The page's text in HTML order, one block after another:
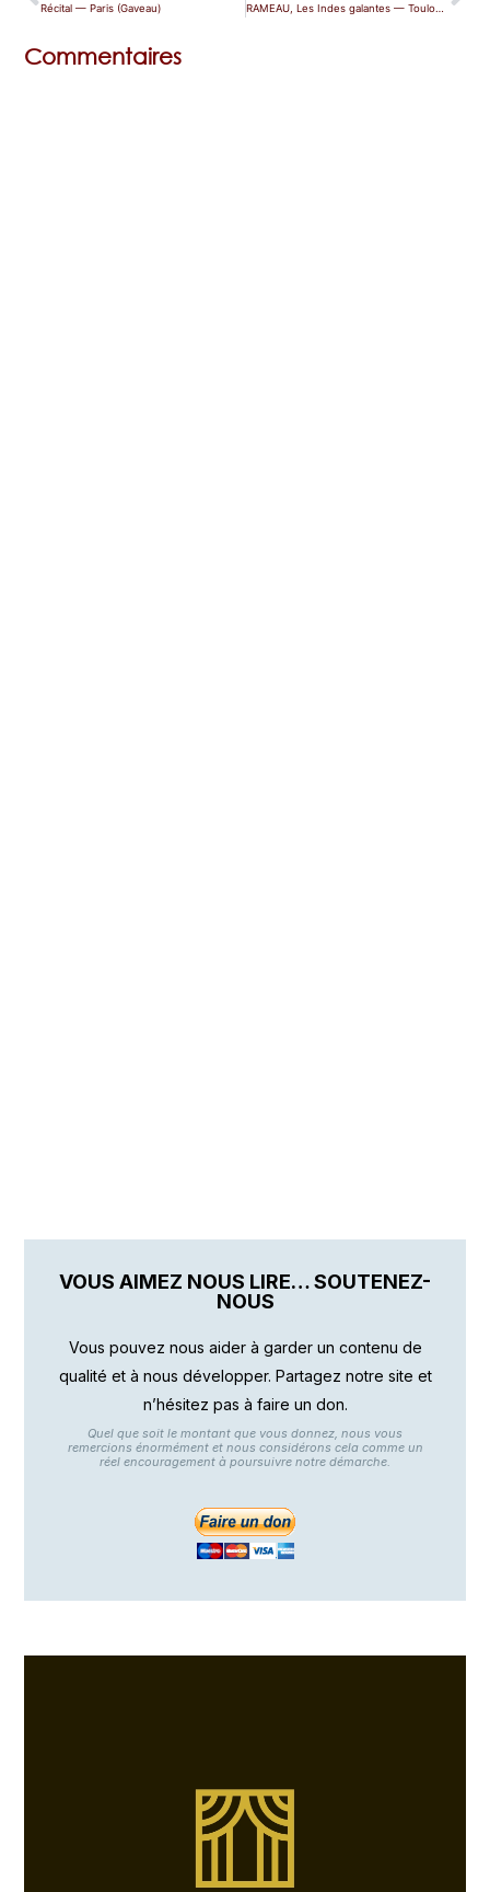
Récital — Paris (Gaveau) RAMEAU, Les Indes galantes — Toulouse
Commentaires
VOUS AIMEZ NOUS LIRE… SOUTENEZ-
NOUS
Vous pouvez nous aider à garder un contenu de
qualité et à nous développer. Partagez notre site et
n’hésitez pas à faire un don.
Quel que soit le montant que vous donnez, nous vous
remercions énormément et nous considérons cela comme un
réel encouragement à poursuivre notre démarche.